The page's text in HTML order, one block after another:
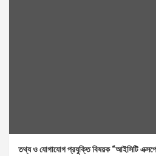
তথ্য ও যোগাযোগ প্রযুক্তি বিষয়ক “আইসিটি